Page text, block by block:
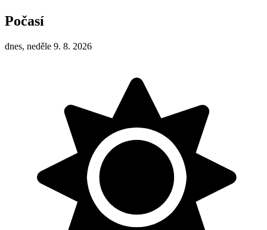
Počasí
dnes, neděle 9. 8. 2026